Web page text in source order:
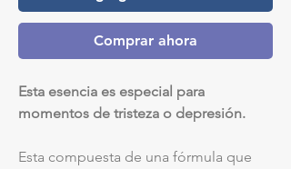
Comprar ahora
Esta esencia es especial para
momentos de tristeza o depresión.
Esta compuesta de una fórmula que